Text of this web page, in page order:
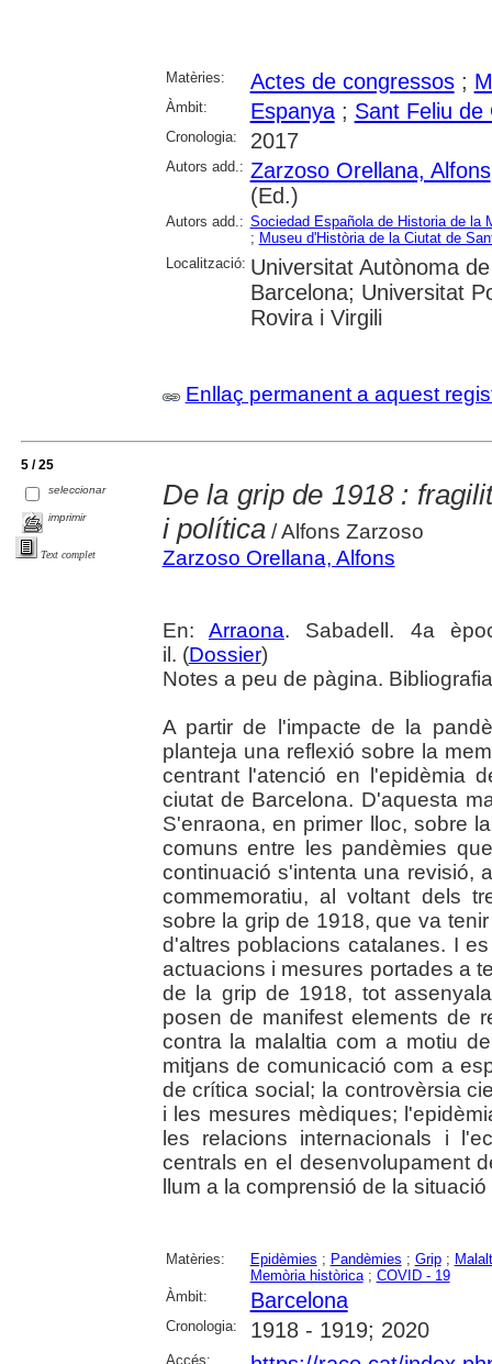
Matèries: Actes de congressos;
Àmbit: Espanya; Sant Feliu de
Cronologia: 2017
Autors add.: Zarzoso Orellana, Alfons
(Ed.)
Autors add.: Sociedad Española de Historia de la
; Museu d'Història de la Ciutat de
Localització: Universitat Autònoma
Barcelona; Universitat
Rovira i Virgili
Enllaç permanent a aquest
5 / 25
seleccionar
imprimir
Text complet
De la grip de 1918 :
i política/ Alfons Zarzoso
Zarzoso Orellana, Alfons
En: Arraona. Sabadell. 4a
il. (Dossier)
Notes a peu de pàgina.
A partir de l'impacte de la
planteja una reflexió sobre la
centrant l'atenció en l'epidèmia
ciutat de Barcelona. D'aquesta
S'enraona, en primer lloc, sobre
comuns entre les pandèmies
continuació s'intenta una revisió,
commemoratiu, al voltant dels
sobre la grip de 1918, que va
d'altres poblacions catalanes. I
actuacions i mesures portades a
de la grip de 1918, tot
posen de manifest elements de
contra la malaltia com a motiu
mitjans de comunicació com a
de crítica social; la controvèrsia
i les mesures mèdiques;
les relacions internacionals i
centrals en el desenvolupament
llum a la comprensió de la
Matèries: Epidèmies ; Pandèmies ; Grip;
Memòria històrica; COVID - 19
Àmbit:
Barcelona
Cronologia: 1918 - 1919; 2020
Accés: